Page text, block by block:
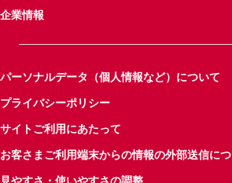
企業情報
パーソナルデータ（個人情報など）について
プライバシーポリシー
サイトご利用にあたって
お客さまご利用端末からの情報の外部送信に